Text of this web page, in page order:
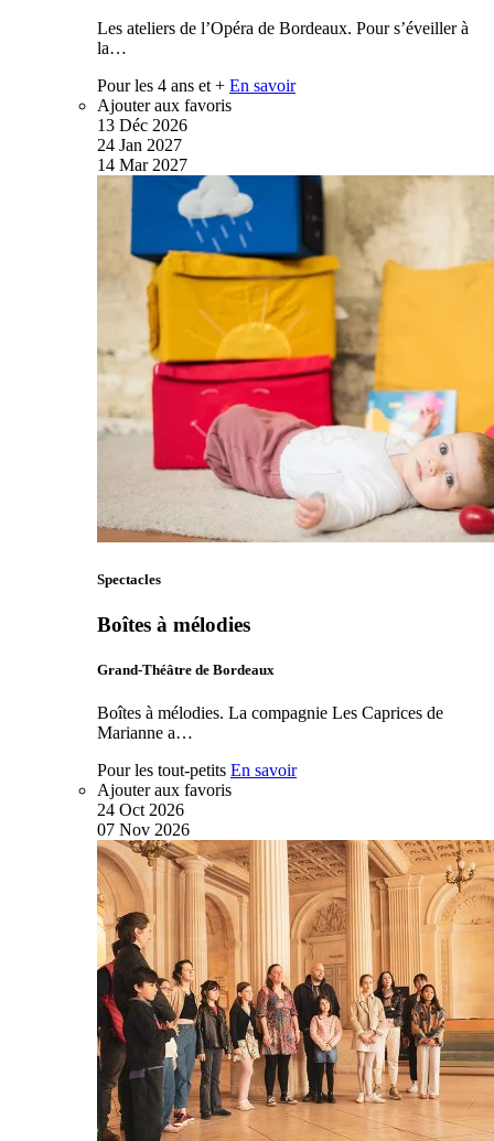
Les ateliers de l’Opéra de Bordeaux. Pour s’éveiller à
la…
Pour les 4 ans et + En savoir
Ajouter aux favoris
13 Déc 2026
24 Jan 2027
14 Mar 2027
Spectacles
Boîtes à mélodies
Grand-Théâtre de Bordeaux
Boîtes à mélodies. La compagnie Les Caprices de
Marianne a…
Pour les tout-petits En savoir
Ajouter aux favoris
24 Oct 2026
07 Nov 2026